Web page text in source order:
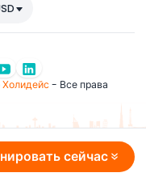
сейчас
- Все права